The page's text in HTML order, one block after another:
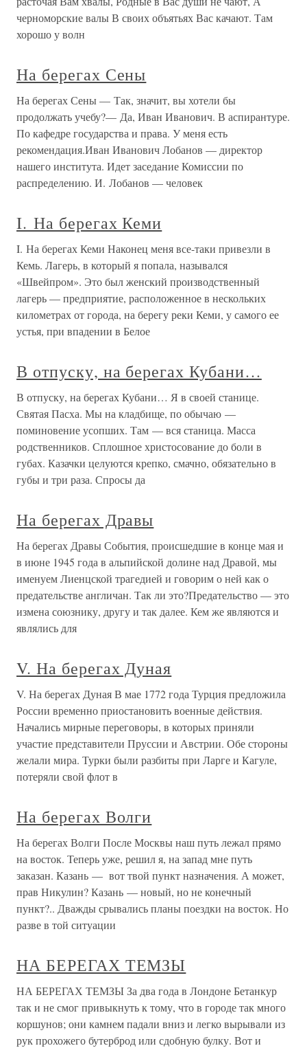
черноморские валы В своих объятьях Вас качают. Там
хорошо у волн
На берегах Сены
На берегах Сены — Так, значит, вы хотели бы
продолжать учебу?— Да, Иван Иванович. В аспирантуре.
По кафедре государства и права. У меня есть
рекомендация.Иван Иванович Лобанов — директор
нашего института. Идет заседание Комиссии по
распределению. И. Лобанов — человек
I. На берегах Кеми
I. На берегах Кеми Наконец меня все-таки привезли в
Кемь. Лагерь, в который я попала, назывался
«Швейпром». Это был женский производственный
лагерь — предприятие, расположенное в нескольких
километрах от города, на берегу реки Кеми, у самого ее
устья, при впадении в Белое
В отпуску, на берегах Кубани…
В отпуску, на берегах Кубани… Я в своей станице.
Святая Пасха. Мы на кладбище, по обычаю —
поминовение усопших. Там — вся станица. Масса
родственников. Сплошное христосование до боли в
губах. Казачки целуются крепко, смачно, обязательно в
губы и три раза. Спросы да
На берегах Дравы
На берегах Дравы События, происшедшие в конце мая и
в июне 1945 года в альпийской долине над Дравой, мы
именуем Лиенцской трагедией и говорим о ней как о
предательстве англичан. Так ли это?Предательство — это
измена союзнику, другу и так далее. Кем же являются и
являлись для
V. На берегах Дуная
V. На берегах Дуная В мае 1772 года Турция предложила
России временно приостановить военные действия.
Начались мирные переговоры, в которых приняли
участие представители Пруссии и Австрии. Обе стороны
желали мира. Турки были разбиты при Ларге и Кагуле,
потеряли свой флот в
На берегах Волги
На берегах Волги После Москвы наш путь лежал прямо
на восток. Теперь уже, решил я, на запад мне путь
заказан. Казань — вот твой пункт назначения. А может,
прав Никулин? Казань — новый, но не конечный
пункт?.. Дважды срывались планы поездки на восток. Но
разве в той ситуации
НА БЕРЕГАХ ТЕМЗЫ
НА БЕРЕГАХ ТЕМЗЫ За два года в Лондоне Бетанкур
так и не смог привыкнуть к тому, что в городе так много
коршунов; они камнем падали вниз и легко вырывали из
рук прохожего бутерброд или сдобную булку. Вот и